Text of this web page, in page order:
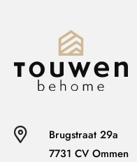
Brugstraat 29a
7731 CV Ommen